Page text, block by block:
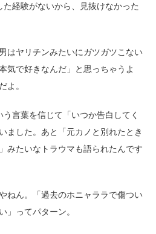
た経験がないから、見抜けなかった
はヤリチンみたいにガツガツこない
気で好きなんだ」と思っちゃうよ
よ。
う言葉を信じて「いつか告白してく
ました。あと「元カノと別れたとき
みたいなトラウマも語られたんです
ねん。「過去のホニャララで傷つい
」ってパターン。